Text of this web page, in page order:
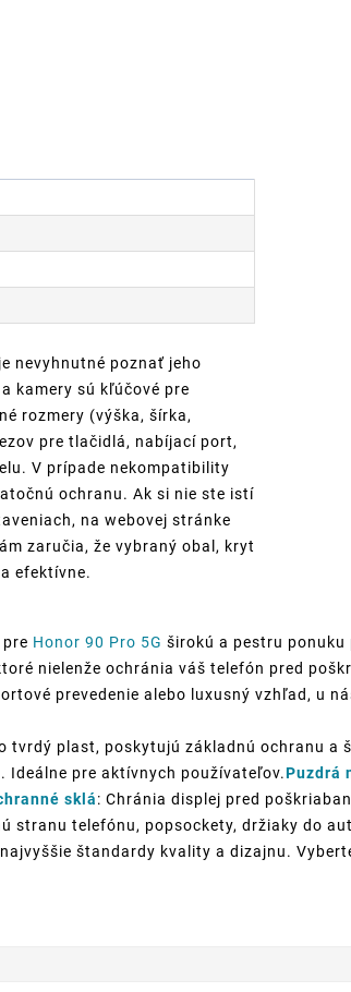
nevyhnutné poznať jeho
kamery sú kľúčové pre
rozmery (výška, šírka,
pre tlačidlá, nabíjací port,
V prípade nekompatibility
ochranu. Ak si nie ste istí
na webovej stránke
zaručia, že vybraný obal, kryt
efektívne.
Honor 90 Pro 5G širokú a pestru
nielenže ochránia váš telefón pred
prevedenie alebo luxusný vzhľad, u
tvrdý plast, poskytujú základnú ochranu a
Ideálne pre aktívnych používateľov.Puzdrá
sklá: Chránia displej pred
telefónu, popsockety, držiaky do
štandardy kvality a dizajnu.